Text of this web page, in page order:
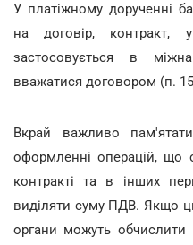
У платіжному дорученні
на договір, контракт,
застосовується в
вважатися договором (п. 15
Вкрай важливо
оформленні операцій, що
контракті та в інших
виділяти суму ПДВ. Якщо
органи можуть